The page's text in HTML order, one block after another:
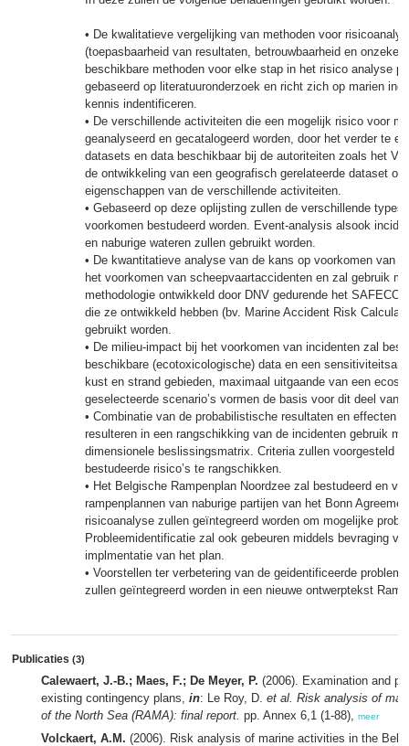
• De kwalitatieve vergelijking van methoden voor
(toepasbaarheid van resultaten, betrouwbaarheid en
beschikbare methoden voor elke stap in het risico analyse
gebaseerd op literatuuronderzoek en richt zich op marien
kennis indentificeren.
• De verschillende activiteiten die een mogelijk risico voor
geanalyseerd en gecatalogeerd worden, door het verder te
datasets en data beschikbaar bij de autoriteiten zoals het
de ontwikkeling van een geografisch gerelateerde dataset
eigenschappen van de verschillende activiteiten.
• Gebaseerd op deze oplijsting zullen de verschillende types
voorkomen bestudeerd worden. Event-analysis alsook
en naburige wateren zullen gebruikt worden.
• De kwantitatieve analyse van de kans op voorkomen van
het voorkomen van scheepvaartaccidenten en zal gebruik
methodologie ontwikkeld door DNV gedurende het SAFECO
die ze ontwikkeld hebben (bv. Marine Accident Risk
gebruikt worden.
• De milieu-impact bij het voorkomen van incidenten zal
beschikbare (ecotoxicologische) data en een
kust en strand gebieden, maximaal uitgaande van een
geselecteerde scenario’s vormen de basis voor dit deel van
• Combinatie van de probabilistische resultaten en effecten
resulteren in een rangschikking van de incidenten gebruik
dimensionele beslissingsmatrix. Criteria zullen voorgesteld
bestudeerde risico’s te rangschikken.
• Het Belgische Rampenplan Noordzee zal bestudeerd en
rampenplannen van naburige partijen van het Bonn
risicoanalyse zullen geïntegreerd worden om mogelijke
Probleemidentificatie zal ook gebeuren middels bevraging
implmentatie van het plan.
• Voorstellen ter verbetering van de geidentificeerde
zullen geïntegreerd worden in een nieuwe ontwerptekst
Publicaties (3)
Calewaert, J.-B.; Maes, F.; De Meyer, P. (2006). Examination and
existing contingency plans, in: Le Roy, D. et al. Risk analysis of
of the North Sea (RAMA): final report. pp. Annex 6,1 (1-88), meer
Volckaert, A.M. (2006). Risk analysis of marine activities in the